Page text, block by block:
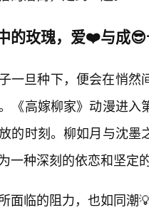
的玫瑰，爱❤️与成
一旦种下，便会在悄
《高嫁柳家》动漫进
的时刻。柳如月与沈
一种深刻的依恋和坚定
面临的阻力，也如同潮